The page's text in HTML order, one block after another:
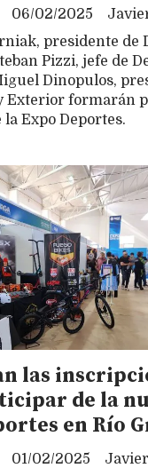
06/02/2025
presidente de
Pizzi, jefe de
Dinopulos,
Exterior formarán
la Expo Deportes.
las
de la
en Río
01/02/2025